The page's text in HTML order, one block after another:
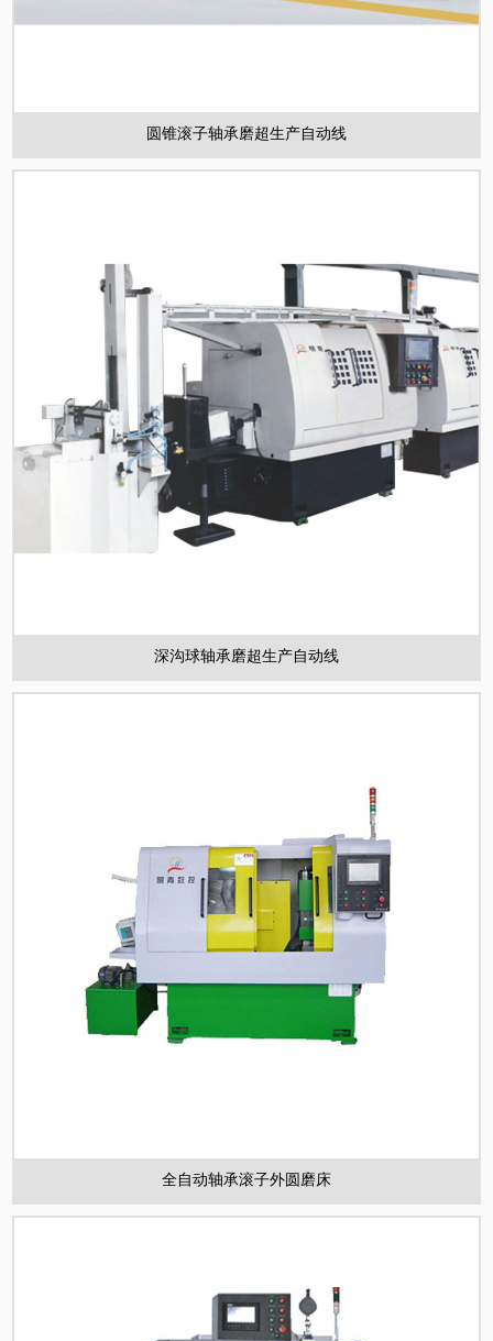
圆锥滚子轴承磨超生产自动线
深沟球轴承磨超生产自动线
全自动轴承滚子外圆磨床